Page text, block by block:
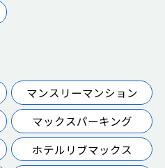
マンスリーマンション
マックスパーキング
ホテルリブマックス